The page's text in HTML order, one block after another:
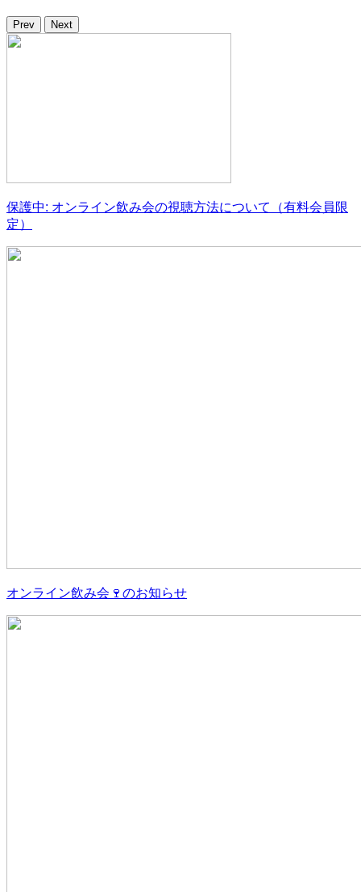
Prev Next
保護中: オンライン飲み会の視聴方法について（有料会員限
定）
オンライン飲み会🍷のお知らせ